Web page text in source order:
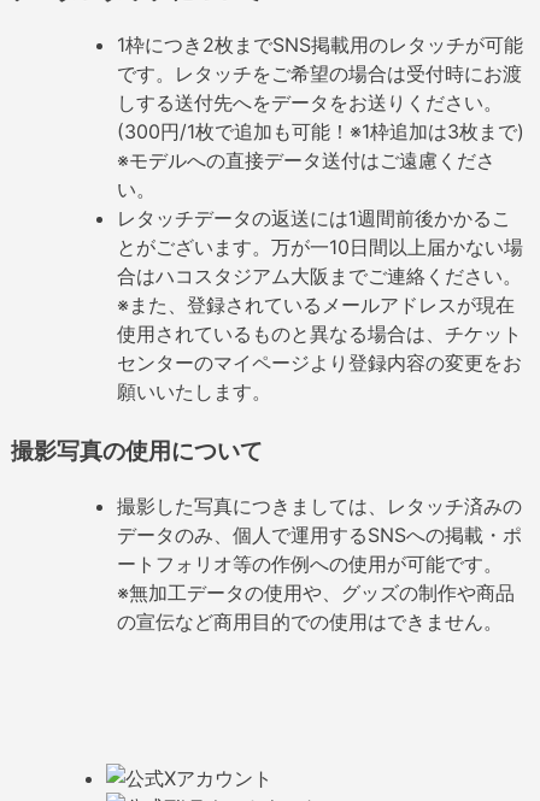
1枠につき2枚までSNS掲載用のレタッチが可能
です。レタッチをご希望の場合は受付時にお渡
しする送付先へをデータをお送りください。
(300円/1枚で追加も可能！※1枠追加は3枚まで)
※モデルへの直接データ送付はご遠慮くださ
い。
レタッチデータの返送には1週間前後かかるこ
とがございます。万が一10日間以上届かない場
合はハコスタジアム大阪までご連絡ください。
※また、登録されているメールアドレスが現在
使用されているものと異なる場合は、チケット
センターのマイページより登録内容の変更をお
願いいたします。
撮影写真の使用について
撮影した写真につきましては、レタッチ済みの
データのみ、個人で運用するSNSへの掲載・ポ
ートフォリオ等の作例への使用が可能です。
※無加工データの使用や、グッズの制作や商品
の宣伝など商用目的での使用はできません。